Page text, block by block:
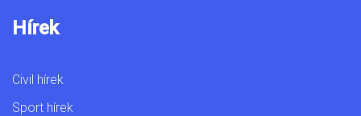
Hírek
Civil hírek
Sport hírek